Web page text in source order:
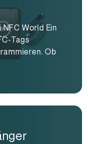
World Ein
Tags
Ob